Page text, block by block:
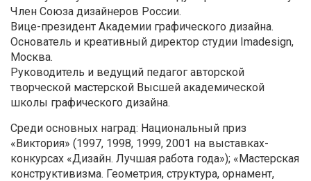
Член Союза дизайнеров России.
Вице-президент Академии графического дизайна.
Основатель и креативный директор студии Imadesign,
Москва.
Руководитель и ведущий педагог авторской
творческой мастерской Высшей академической
школы графического дизайна.
Среди основных наград: Национальный приз
«Виктория» (1997, 1998, 1999, 2001 на выставках-
конкурсах «Дизайн. Лучшая работа года»); «Мастерская
конструктивизма. Геометрия, структура, орнамент,